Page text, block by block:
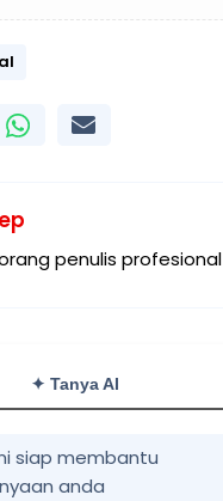
penulis profesional
✦ Tanya AI
siap membantu
anda